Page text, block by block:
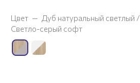
Цвет — Дуб натуральный светлый /
Светло-серый софт